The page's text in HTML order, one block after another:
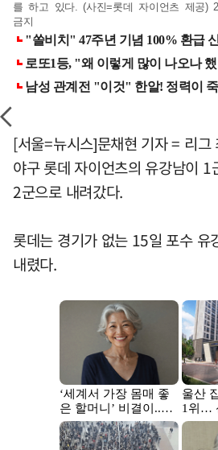
를 하고 있다. (사진=롯데 자이언츠 제공)
금지
[서울=뉴시스]문채현 기자 = 리그
야구 롯데 자이언츠의 유강남이 1
2군으로 내려갔다.
롯데는 경기가 없는 15일 포수 유
내렸다.